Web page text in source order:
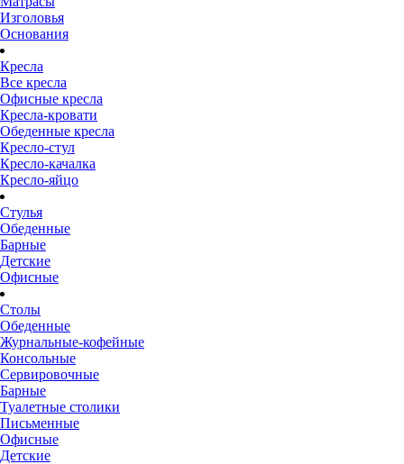
Изголовья
Основания
Кресла
Все кресла
Офисные кресла
Кресла-кровати
Обеденные кресла
Кресло-стул
Кресло-качалка
Кресло-яйцо
Стулья
Обеденные
Барные
Детские
Офисные
Столы
Обеденные
Журнальные-кофейные
Консольные
Сервировочные
Барные
Туалетные столики
Письменные
Офисные
Детские